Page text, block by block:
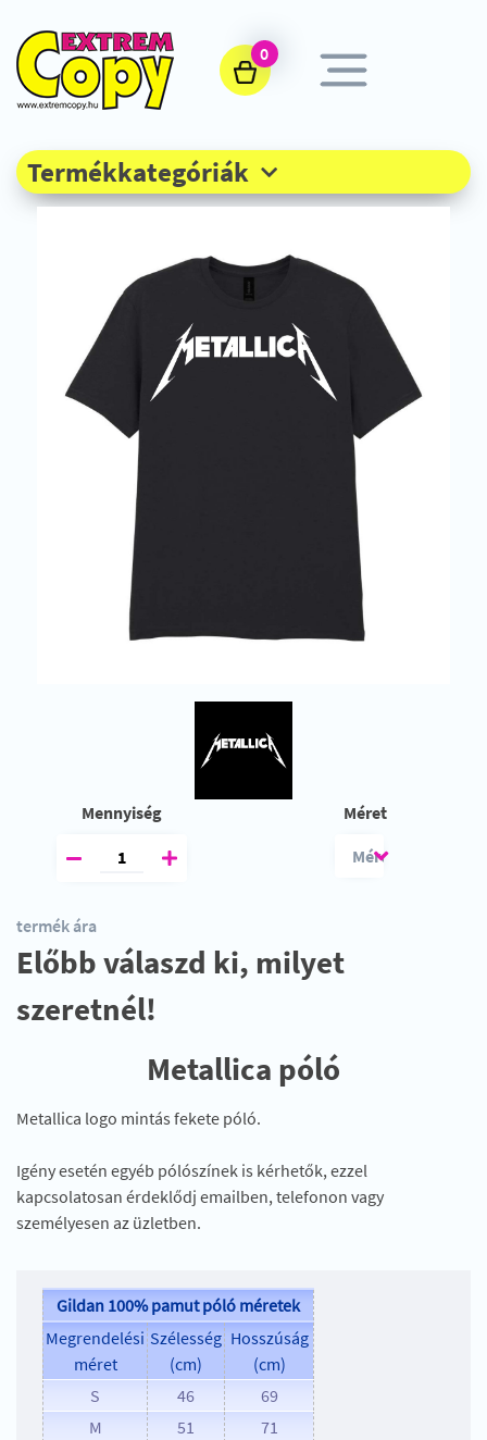
0
Termékkategóriák
Mennyiség Méret
termék ára
Előbb válaszd ki, milyet
szeretnél!
Metallica póló
Metallica logo mintás fekete póló.
Igény esetén egyéb pólószínek is kérhetők, ezzel
kapcsolatosan érdeklődj emailben, telefonon vagy
személyesen az üzletben.
Gildan 100% pamut póló méretek
Megrendelési
méret
Szélesség
(cm)
Hosszúság
(cm)
S
46
69
M
51
71